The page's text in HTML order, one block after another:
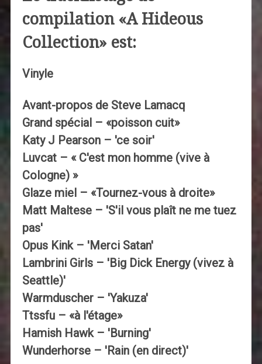
compilation «A Hideous
Collection» est:
Vinyle
Avant-propos de Steve Lamacq
Grand spécial – «poisson cuit»
Katy J Pearson – 'ce soir'
Luvcat – « C'est mon homme (vive à
Cologne) »
Glaze miel – «Tournez-vous à droite»
Matt Maltese – 'S'il vous plaît ne me tuez
pas'
Opus Kink – 'Merci Satan'
Lambrini Girls – 'Big Dick Energy (vivez à
Seattle)'
Warmduscher – 'Yakuza'
Ttssfu – «à l'étage»
Hamish Hawk – 'Burning'
Wunderhorse – 'Rain (en direct)'